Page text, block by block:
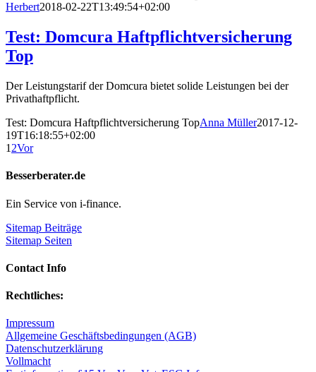
Herbert2018-02-22T13:49:54+02:00
Test: Domcura Haftpflichtversicherung
Top
Der Leistungstarif der Domcura bietet solide Leistungen bei der
Privathaftpflicht.
Test: Domcura Haftpflichtversicherung TopAnna Müller2017-12-
19T16:18:55+02:00
1 2Vor
Besserberater.de
Ein Service von i-finance.
Sitemap Beiträge
Sitemap Seiten
Contact Info
Rechtliches:
Impressum
Allgemeine Geschäftsbedingungen (AGB)
Datenschutzerklärung
Vollmacht